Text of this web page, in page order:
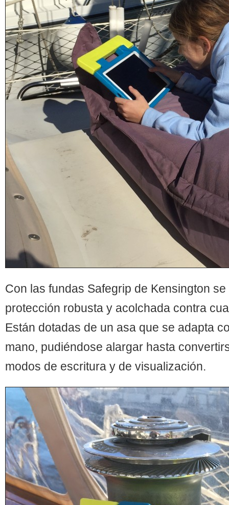
Con las fundas Safegrip de Kensington
protección robusta y acolchada contra
Están dotadas de un asa que se adapta
mano, pudiéndose alargar hasta
modos de escritura y de visualización.